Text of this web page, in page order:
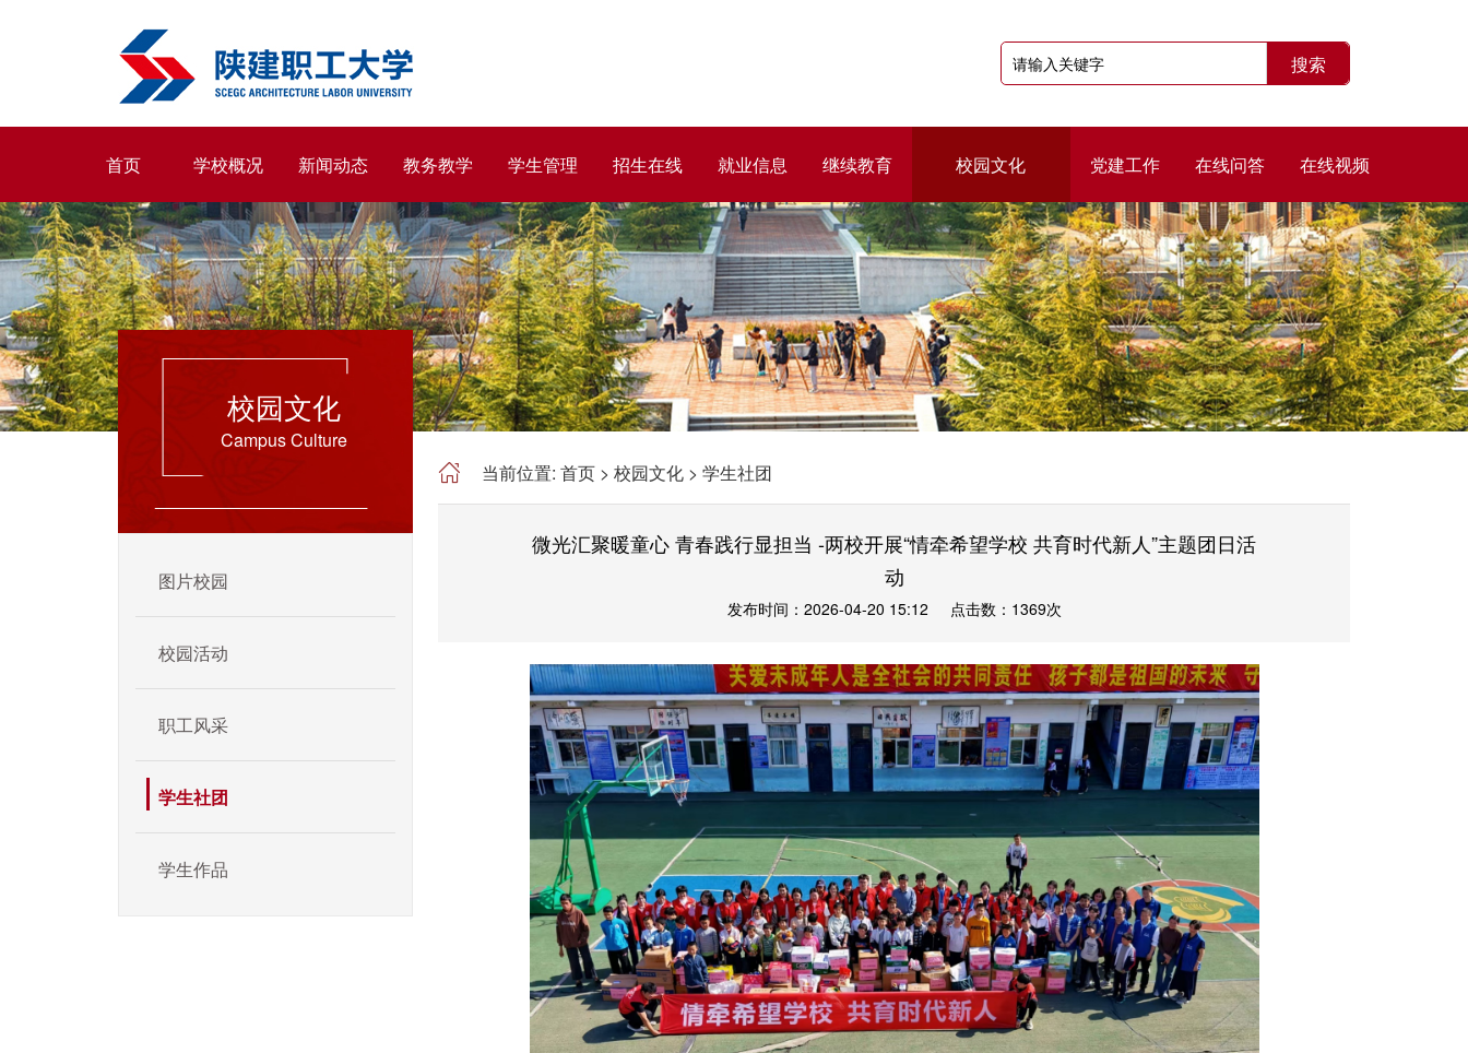
首页 学校概况 新闻动态 教务教学 学生管理 招生在线 就业信息 继续教育 校园文化 党建工作 在线问答 在线视频
校园文化
Campus Culture
图片校园
校园活动
职工风采
学生社团
学生作品
当前位置:首页 >校园文化 >学生社团
微光汇聚暖童心 青春践行显担当 -两校开展“情牵希望学校 共育时代新人”主题团日活
动
发布时间：2026-04-20 15:12 点击数：1369次